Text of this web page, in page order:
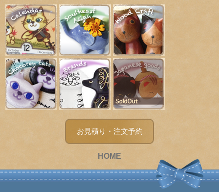
卓上カレンダー アジアン雑貨
猫キャラ小物 ブランド雑貨
お見積り・注文予約
HOME